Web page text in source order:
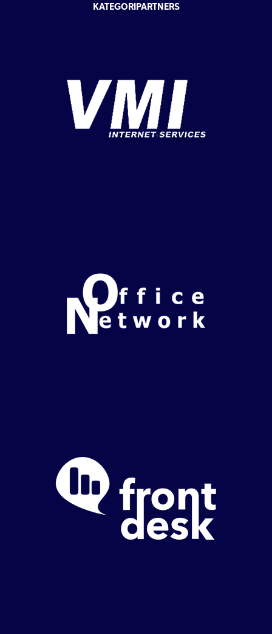
KATEGORIPARTNERS